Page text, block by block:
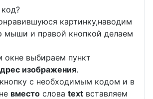
картинку,наводим
мыши и правой кнопкой делаем
окне выбираем пункт
изображения.
с необходимым кодом и в
вместо слова text вставляем